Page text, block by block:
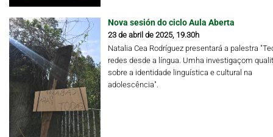
Nova sesión do ciclo Aula Aberta
23 de abril de 2025, 19.30h
Natalia Cea Rodríguez presentará a palestra
redes desde a língua. Umha investigaçom
sobre a identidade linguística e cultural na
adolescência".